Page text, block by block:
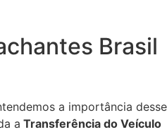
Brasil
a importância desse
a Transferência do Veículo